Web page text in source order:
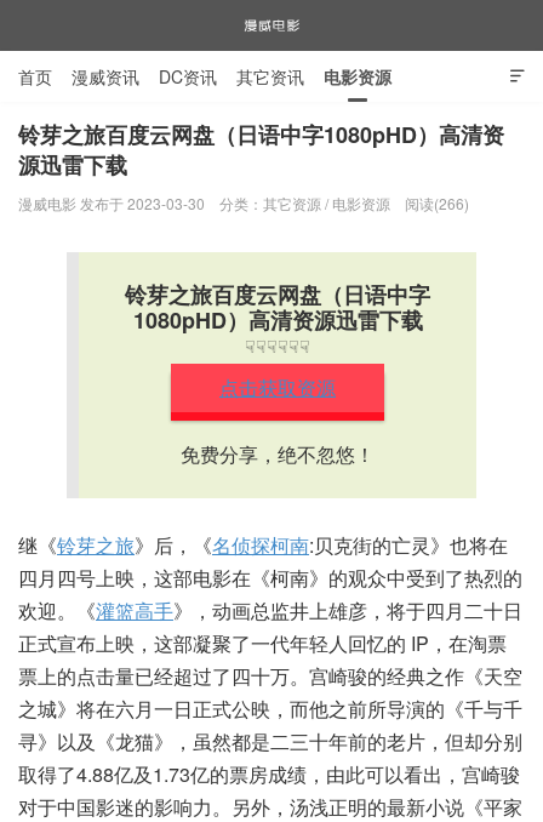
漫威电影

首页 漫威资讯 DC资讯 其它资讯 电影资源
电视剧资源 漫威图片
铃芽之旅百度云网盘（日语中字1080pHD）高清资
源迅雷下载
漫威电影 发布于 2023-03-30 分类： 其它资源 / 电影资源 阅读(266)
铃芽之旅百度云网盘（日语中字
1080pHD）高清资源迅雷下载
☟☟☟☟☟☟
点击获取资源
免费分享，绝不忽悠！
继《铃芽之旅》后，《名侦探柯南:贝克街的亡灵》也将在
四月四号上映，这部电影在《柯南》的观众中受到了热烈的
欢迎。《灌篮高手》，动画总监井上雄彦，将于四月二十日
正式宣布上映，这部凝聚了一代年轻人回忆的 IP，在淘票
票上的点击量已经超过了四十万。宫崎骏的经典之作《天空
之城》将在六月一日正式公映，而他之前所导演的《千与千
寻》以及《龙猫》，虽然都是二三十年前的老片，但却分别
取得了4.88亿及1.73亿的票房成绩，由此可以看出，宫崎骏
对于中国影迷的影响力。另外，汤浅正明的最新小说《平家